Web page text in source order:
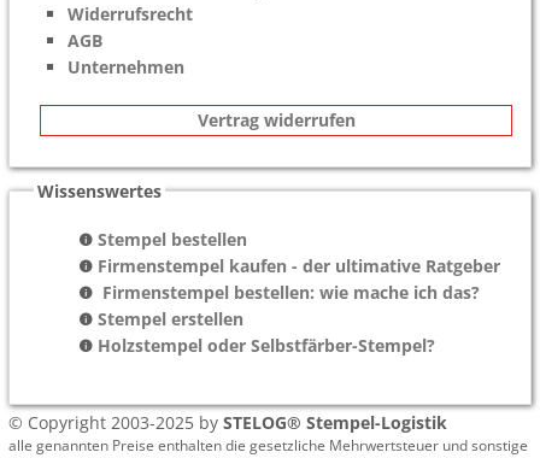
Widerrufsrecht
AGB
Unternehmen
Vertrag widerrufen
Wissenswertes
Stempel bestellen
Firmenstempel kaufen - der ultimative Ratgeber
Firmenstempel bestellen: wie mache ich das?
Stempel erstellen
Holzstempel oder Selbstfärber-Stempel?
© Copyright 2003-2025 bySTELOG® Stempel-Logistik
alle genannten Preise enthalten die gesetzliche Mehrwertsteuer und sonstige